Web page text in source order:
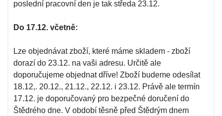
poslední pracovní den je tak středa 23.12.
Do 17.12. včetně:
Lze objednávat zboží, které máme skladem - zboží
dorazí do 23.12. na vaši adresu. Určitě ale
doporučujeme objednat dříve! Zboží budeme odesílat
18.12,. 20.12., 21.12., 22.12. i 23.12. Právě ale termín
17.12. je doporučovaný pro bezpečné doručení do
Štědrého dne. V období těsně před Štědrým dnem